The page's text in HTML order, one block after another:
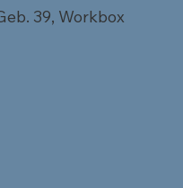
39, Workbox